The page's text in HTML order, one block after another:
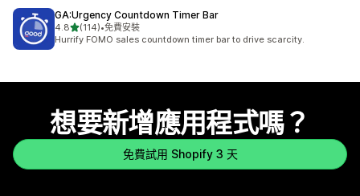
GA:Urgency Countdown Timer Bar
4.8滿分 5 顆星
(114)
共有 114 則評價
•免費安裝
Hurrify FOMO sales countdown timer bar to drive scarcity.
想要新增應用程式嗎？
免費試用 Shopify 3 天